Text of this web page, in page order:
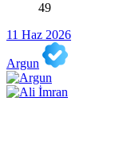
49
11 Haz 2026
Argun